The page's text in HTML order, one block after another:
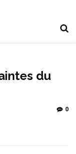
du
0